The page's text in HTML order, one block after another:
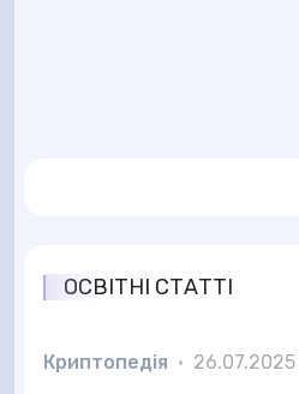
ОСВІТНІ СТАТТІ
Криптопедія • 26.07.2025